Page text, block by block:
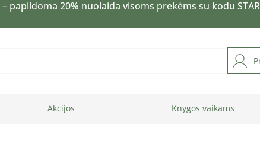
papildoma 20% nuolaida visoms prekėms su kodu
Akcijos Knygos vaikams